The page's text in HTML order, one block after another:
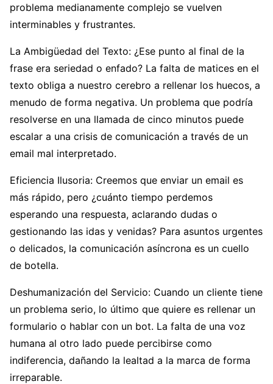
problema medianamente complejo se vuelven
interminables y frustrantes.
La Ambigüedad del Texto: ¿Ese punto al final de la
frase era seriedad o enfado? La falta de matices en el
texto obliga a nuestro cerebro a rellenar los huecos, a
menudo de forma negativa. Un problema que podría
resolverse en una llamada de cinco minutos puede
escalar a una crisis de comunicación a través de un
email mal interpretado.
Eficiencia Ilusoria: Creemos que enviar un email es
más rápido, pero ¿cuánto tiempo perdemos
esperando una respuesta, aclarando dudas o
gestionando las idas y venidas? Para asuntos urgentes
o delicados, la comunicación asíncrona es un cuello
de botella.
Deshumanización del Servicio: Cuando un cliente tiene
un problema serio, lo último que quiere es rellenar un
formulario o hablar con un bot. La falta de una voz
humana al otro lado puede percibirse como
indiferencia, dañando la lealtad a la marca de forma
irreparable.